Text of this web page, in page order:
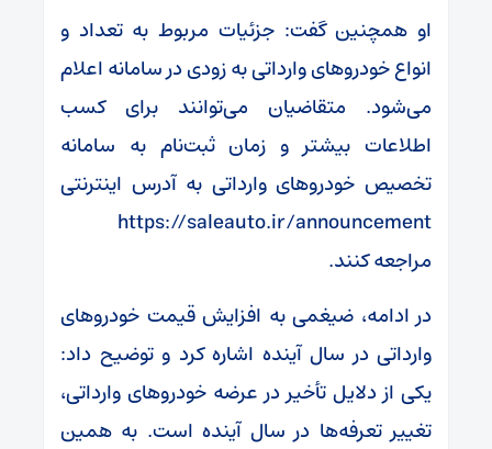
او همچنین گفت: جزئیات مربوط به تعداد و
انواع خودروهای وارداتی به زودی در سامانه اعلام
می‌شود. متقاضیان می‌توانند برای کسب
اطلاعات بیشتر و زمان ثبت‌نام به سامانه
تخصیص خودروهای وارداتی به آدرس اینترنتی
https://saleauto.ir/announcement
مراجعه کنند.
در ادامه، ضیغمی به افزایش قیمت خودروهای
وارداتی در سال آینده اشاره کرد و توضیح داد:
یکی از دلایل تأخیر در عرضه خودروهای وارداتی،
تغییر تعرفه‌ها در سال آینده است. به همین